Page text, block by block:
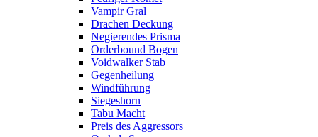
Vampir Gral
Drachen Deckung
Negierendes Prisma
Orderbound Bogen
Voidwalker Stab
Gegenheilung
Windführung
Siegeshorn
Tabu Macht
Preis des Aggressors